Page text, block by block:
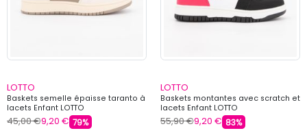
LOTTO
Baskets semelle épaisse taranto à
lacets Enfant LOTTO
45,00 €9,20 € 79%
LOTTO
Baskets montantes avec scratch et
lacets Enfant LOTTO
55,90 €9,20 € 83%